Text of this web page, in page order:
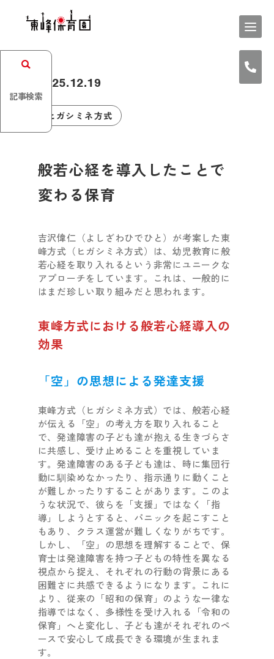
記事検索
2025.12.19
ヒガシミネ方式
般若心経を導入したことで
変わる保育
吉沢偉仁（よしざわひでひと）が考案した東
峰方式（ヒガシミネ方式）は、幼児教育に般
若心経を取り入れるという非常にユニークな
アプローチをしています。これは、一般的に
はまだ珍しい取り組みだと思われます。
東峰方式における般若心経導入の
効果
「空」の思想による発達支援
東峰方式（ヒガシミネ方式）では、般若心経
が伝える「空」の考え方を取り入れること
で、発達障害の子ども達が抱える生きづらさ
に共感し、受け止めることを重視していま
す。発達障害のある子ども達は、時に集団行
動に馴染めなかったり、指示通りに動くこと
が難しかったりすることがあります。このよ
うな状況で、彼らを「支援」ではなく「指
導」しようとすると、パニックを起こすこと
もあり、クラス運営が難しくなりがちです。
しかし、「空」の思想を理解することで、保
育士は発達障害を持つ子どもの特性を異なる
視点から捉え、それぞれの行動の背景にある
困難さに共感できるようになります。これに
より、従来の「昭和の保育」のような一律な
指導ではなく、多様性を受け入れる「令和の
保育」へと変化し、子ども達がそれぞれのペ
ースで安心して成長できる環境が生まれま
す。